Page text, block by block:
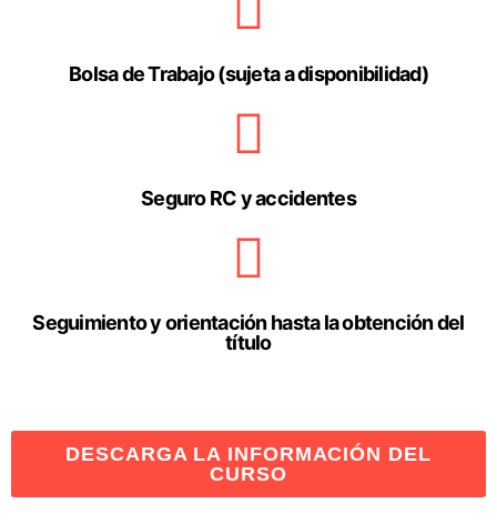
Bolsa de Trabajo (sujeta a disponibilidad)
Seguro RC y accidentes
Seguimiento y orientación hasta la obtención del
título
DESCARGA LA INFORMACIÓN DEL
CURSO